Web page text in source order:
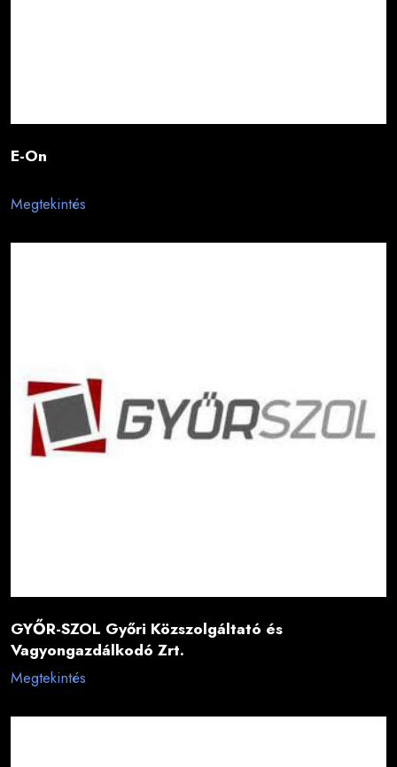
E-On
Megtekintés
GYŐR-SZOL Győri Közszolgáltató és
Vagyongazdálkodó Zrt.
Megtekintés